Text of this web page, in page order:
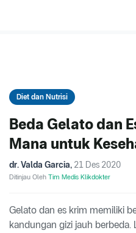
Diet dan Nutrisi
Beda Gelato dan
Mana untuk
dr. Valda Garcia, 21 Des 2020
Ditinjau Oleh Tim Medis Klikdokter
Gelato dan es krim memiliki
kandungan gizi jauh